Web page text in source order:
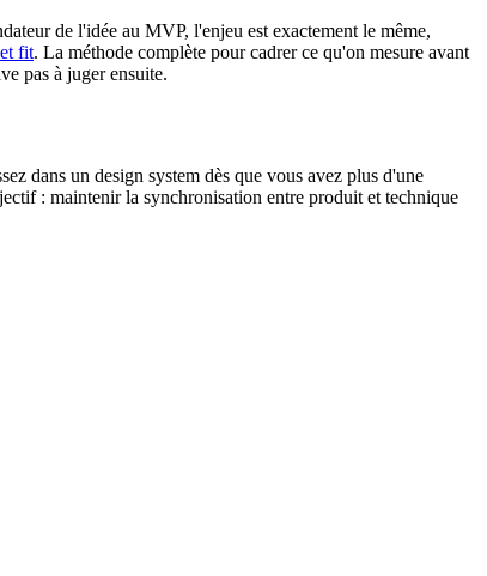
de l'idée au MVP, l'enjeu est exactement le même,
fit. La méthode complète pour cadrer ce qu'on mesure avant
pas à juger ensuite.
dans un design system dès que vous avez plus d'une
: maintenir la synchronisation entre produit et technique